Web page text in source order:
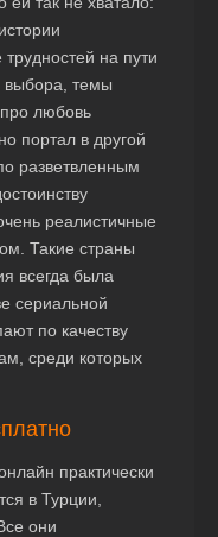
на пути
выбора, темы
любовь
портал в другой
разветвленным
реалистичные
Такие страны
всегда была
сериальной
по качеству
среди которых
практически
в Турции,
они